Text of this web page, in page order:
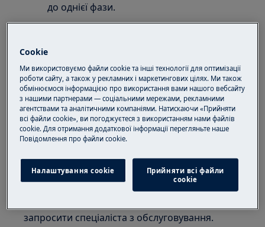
до однієї фази.
Рішення
1. Зверніться до кваліфікованого
електрика, який встановлював прилад.
сервісного центру.
Якщо наведені вище поради не допомагають
запросити спеціаліста з обслуговування.
Cookie
Ми використовуємо файли cookie та інші технології для оптимізації
роботи сайту, а також у рекламних і маркетингових цілях. Ми також
обмінюємося інформацією про використання вами нашого вебсайту
з нашими партнерами — соціальними мережами, рекламними
агентствами та аналітичними компаніями. Натискаючи «Прийняти
всі файли cookie», ви погоджуєтеся з використанням нами файлів
cookie. Для отримання додаткової інформації перегляньте наше
Пoвідомлення прo файли cookie.
Налаштування cookie
Прийняти всі файли
сookie